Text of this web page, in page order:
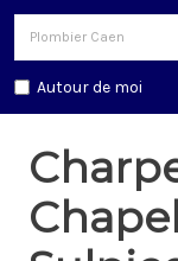
Autour de moi